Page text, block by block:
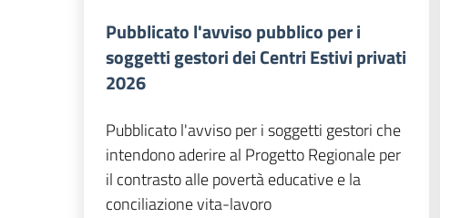
Pubblicato l'avviso pubblico per i
soggetti gestori dei Centri Estivi privati
2026
Pubblicato l'avviso per i soggetti gestori che
intendono aderire al Progetto Regionale per
il contrasto alle povertà educative e la
conciliazione vita-lavoro